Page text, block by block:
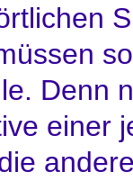
Denn
einer